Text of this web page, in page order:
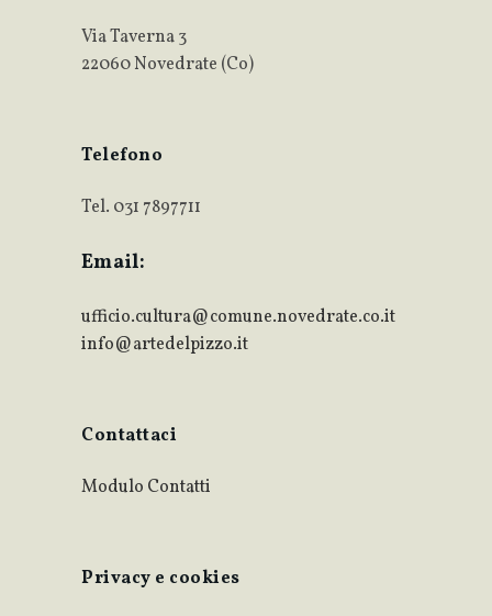
Via Taverna 3
22060 Novedrate (Co)
Telefono
Tel. 031 7897711
Email:
ufficio.cultura@comune.novedrate.co.it
info@artedelpizzo.it
Contattaci
Modulo Contatti
Privacy e cookies